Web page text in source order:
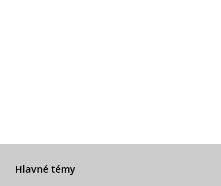
Hlavné témy